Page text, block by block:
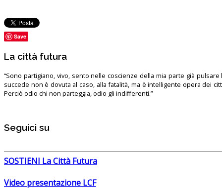
Save
La città futura
“Sono partigiano, vivo, sento nelle coscienze della mia parte già pulsare
succede non è dovuta al caso, alla fatalità, ma è intelligente opera dei
Perciò odio chi non parteggia, odio gli indifferenti.”
Seguici su
SOSTIENI La Città Futura
Video presentazione LCF